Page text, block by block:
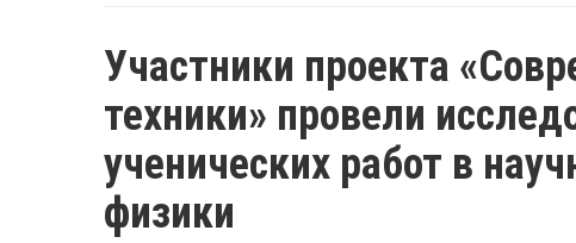
Участники проекта
техники» провели
ученических работ в
физики